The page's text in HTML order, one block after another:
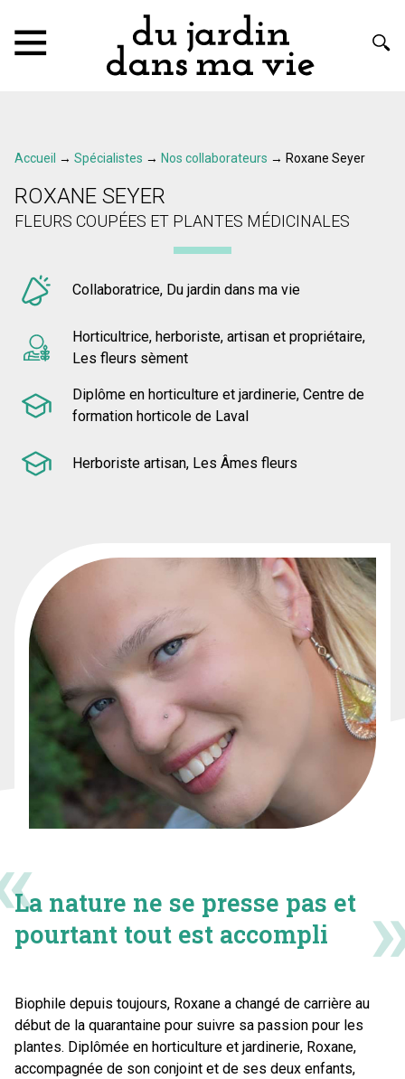
Accueil → Spécialistes → Nos collaborateurs → Roxane Seyer
ROXANE SEYER
FLEURS COUPÉES ET PLANTES MÉDICINALES
Collaboratrice, Du jardin dans ma vie
Horticultrice, herboriste, artisan et propriétaire,
Les fleurs sèment
Diplôme en horticulture et jardinerie, Centre de
formation horticole de Laval
Herboriste artisan, Les Âmes fleurs
La nature ne se presse pas et
pourtant tout est accompli
Biophile depuis toujours, Roxane a changé de carrière au
début de la quarantaine pour suivre sa passion pour les
plantes. Diplômée en horticulture et jardinerie, Roxane,
accompagnée de son conjoint et de ses deux enfants,